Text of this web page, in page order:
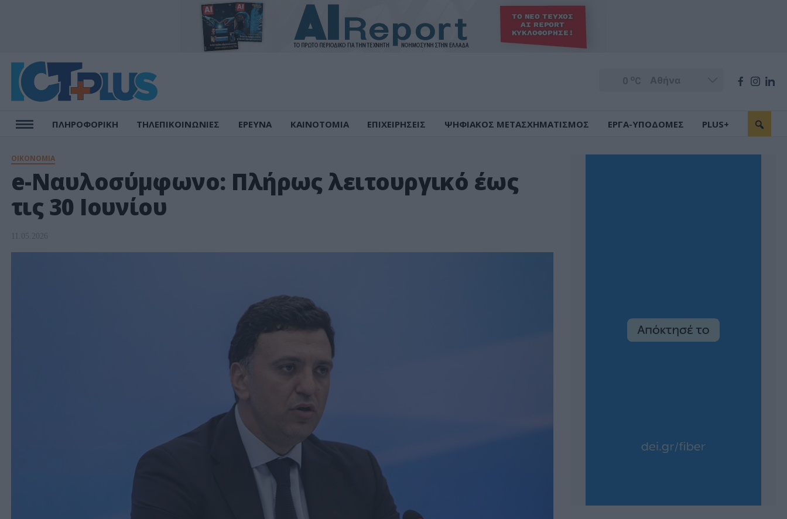
0 oC
ΠΛΗΡΟΦΟΡΙΚΗ ΤΗΛΕΠΙΚΟΙΝΩΝΙΕΣ ΕΡΕΥΝΑ ΚΑΙΝΟΤΟΜΙΑ ΕΠΙΧΕΙΡΗΣΕΙΣ ΨΗΦΙΑΚΟΣ ΜΕΤΑΣΧΗΜΑΤΙΣΜΟΣ ΕΡΓΑ-ΥΠΟΔΟΜΕΣ PLUS+
ΟΙΚΟΝΟΜΙΑ
e-Ναυλοσύμφωνο: Πλήρως λειτουργικό έως
τις 30 Ιουνίου
11.05.2026